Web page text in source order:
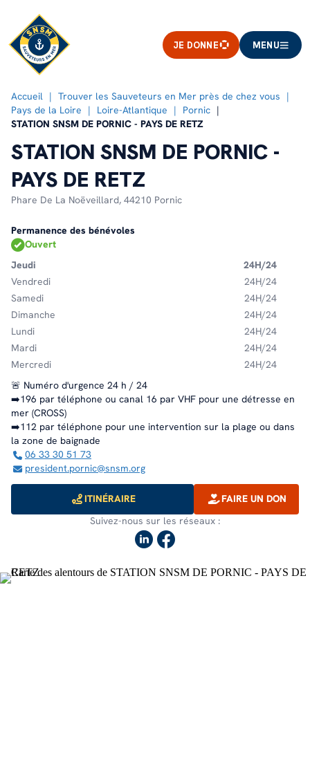
JE DONNE MENU
Accueil
Trouver les Sauveteurs en Mer près de chez vous
Pays de la Loire
Loire-Atlantique
Pornic
STATION SNSM DE PORNIC - PAYS DE RETZ
STATION SNSM DE PORNIC -
PAYS DE RETZ
Phare De La Noëveillard, 44210 Pornic
Permanence des bénévoles
Ouvert
Jeudi
24H/24
Vendredi
24H/24
Samedi
24H/24
Dimanche
24H/24
Lundi
24H/24
Mardi
24H/24
Mercredi
24H/24
🚨 Numéro d'urgence 24 h / 24
➡️196 par téléphone ou canal 16 par VHF pour une détresse en
mer (CROSS)
➡️112 par téléphone pour une intervention sur la plage ou dans
la zone de baignade
06 33 30 51 73
president.pornic@snsm.org
ITINÉRAIRE
FAIRE UN DON
Suivez-nous sur les réseaux :